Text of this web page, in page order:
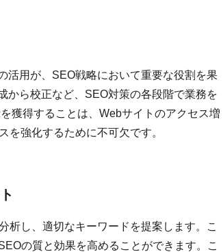
活用が、SEO戦略において重要な役割を果
から校正など、SEO対策の各段階で業務を
獲得することは、Webサイトのアクセス増
を強化するために不可欠です。
析し、適切なキーワードを提案します。こ
の質と効果を高めることができます。こ